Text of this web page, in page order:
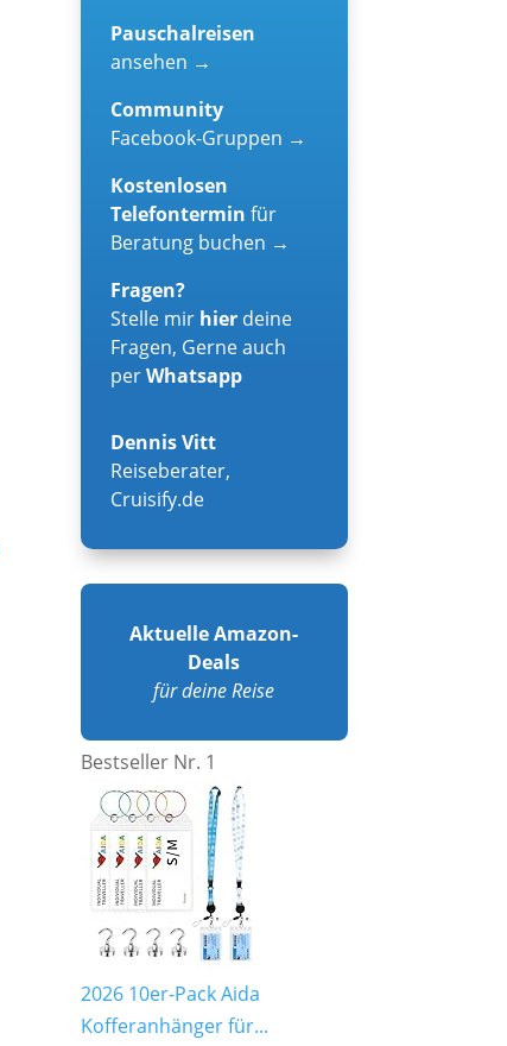
Pauschalreisen
ansehen →
Community
Facebook-Gruppen →
Kostenlosen
Telefonterminfür
Beratung buchen →
Fragen?
Stelle mir hier deine
Fragen, Gerne auch
perWhatsapp
Dennis Vitt
Reiseberater,
Cruisify.de
Aktuelle Amazon-
Deals
für deine Reise
Bestseller Nr. 1
2026 10er-Pack Aida
Kofferanhänger für...